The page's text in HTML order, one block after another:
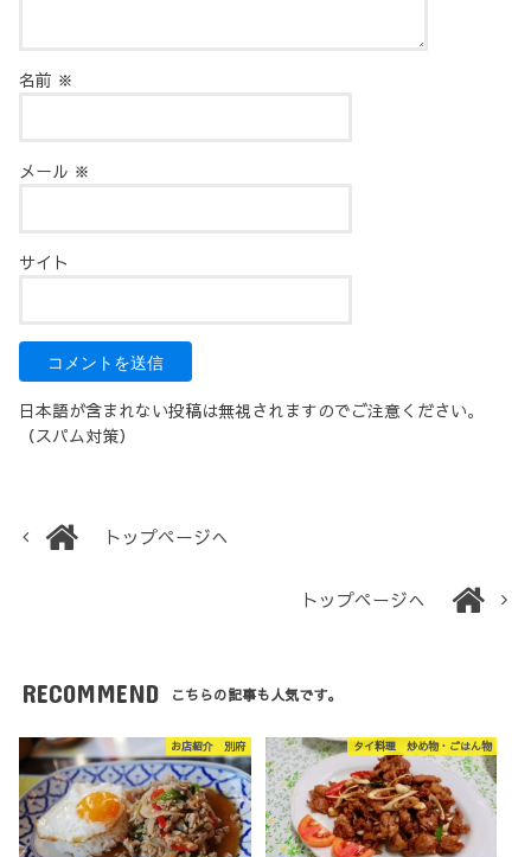
名前 ※
メール ※
サイト
日本語が含まれない投稿は無視されますのでご注意ください。
（スパム対策）
トップページへ
トップページへ
RECOMMEND こちらの記事も人気です。
お店紹介 別府 タイ料理 炒め物・ごはん物